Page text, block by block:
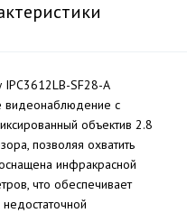
SF28-A
видеонаблюдение с
объектив 2.8
позволяя охватить
инфракрасной
что обеспечивает